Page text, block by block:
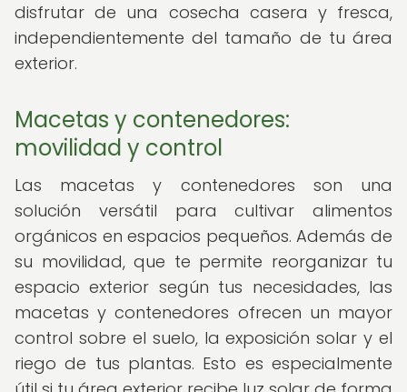
disfrutar de una cosecha casera y fresca,
independientemente del tamaño de tu área
exterior.
Macetas y contenedores:
movilidad y control
Las macetas y contenedores son una
solución versátil para cultivar alimentos
orgánicos en espacios pequeños. Además de
su movilidad, que te permite reorganizar tu
espacio exterior según tus necesidades, las
macetas y contenedores ofrecen un mayor
control sobre el suelo, la exposición solar y el
riego de tus plantas. Esto es especialmente